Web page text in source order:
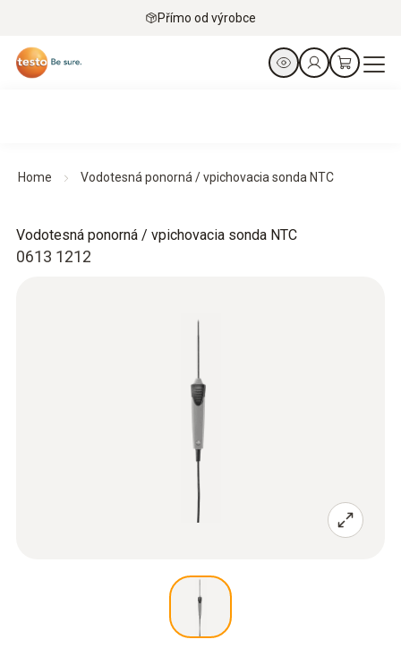
Přímo od výrobce
Home Vodotesná ponorná / vpichovacia sonda NTC
0613 1212
Vodotesná ponorná / vpichovacia sonda NTC